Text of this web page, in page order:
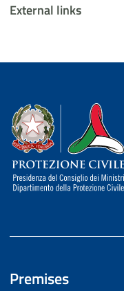
External links
Dipartimento
Premises